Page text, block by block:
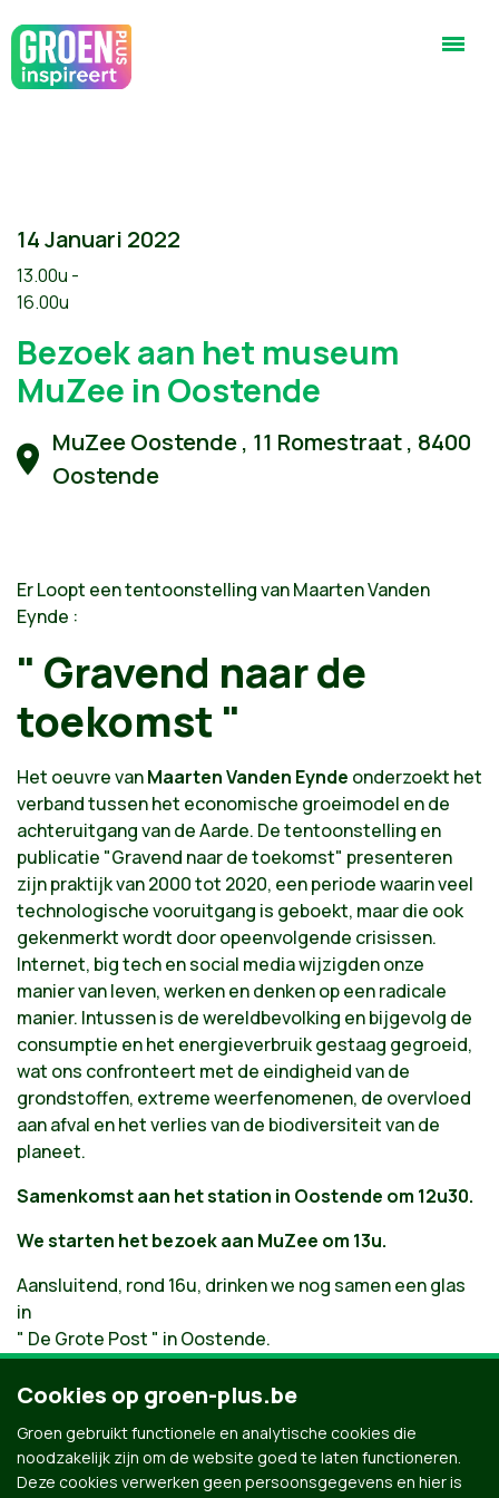
14 Januari 2022
13.00u -
16.00u
Bezoek aan het museum
MuZee in Oostende
MuZee Oostende , 11 Romestraat , 8400
Oostende
Er Loopt een tentoonstelling van Maarten Vanden
Eynde :
" Gravend naar de
toekomst "
Het oeuvre vanMaarten Vanden Eynde onderzoekt het
verband tussen het economische groeimodel en de
achteruitgang van de Aarde. De tentoonstelling en
publicatie "Gravend naar de toekomst" presenteren
zijn praktijk van 2000 tot 2020, een periode waarin veel
technologische vooruitgang is geboekt, maar die ook
gekenmerkt wordt door opeenvolgende crisissen.
Internet, big tech en social media wijzigden onze
manier van leven, werken en denken op een radicale
manier. Intussen is de wereldbevolking en bijgevolg de
consumptie en het energieverbruik gestaag gegroeid,
wat ons confronteert met de eindigheid van de
grondstoffen, extreme weerfenomenen, de overvloed
aan afval en het verlies van de biodiversiteit van de
planeet.
Samenkomst aan het station in Oostende om 12u30.
We starten het bezoek aan MuZee om 13u.
Aansluitend, rond 16u, drinken we nog samen een glas
in
" De Grote Post " in Oostende.
Onze gids in André Baert.
Toegangsprijzen MuZee : €12 tot 64 jaar, €10 vanaf 65
jaar
Cookies op groen-plus.be
Groen gebruikt functionele en analytische cookies die
noodzakelijk zijn om de website goed te laten functioneren.
Deze cookies verwerken geen persoonsgegevens en hier is